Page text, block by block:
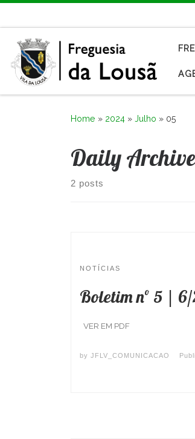
Home » 2024 » Julho » 05
Daily
2 posts
NOTÍCIAS
Boletim nº 5 |
VER EM PDF
by JFLV_COMUNICACAO